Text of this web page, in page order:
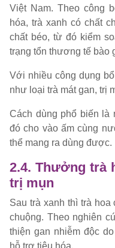
Việt Nam. Theo công
hóa, trà xanh có chất
chất béo, từ đó kiểm
trạng tổn thương tế bào
Với nhiều công dụng
như loại trà mát gan, trị
Cách dùng phổ biến là
đó cho vào ấm cùng
thể mang ra dùng được.
2.4. Thưởng trà
trị mụn
Sau trà xanh thì trà
chuộng. Theo nghiên
thiện gan nhiễm độc